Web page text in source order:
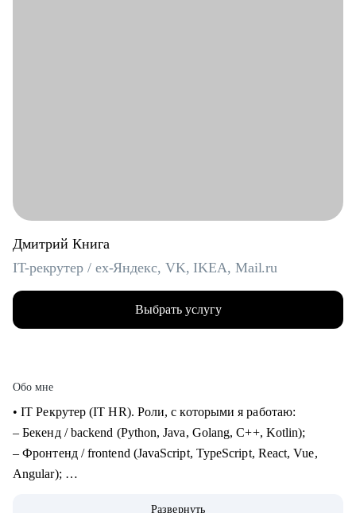
Дмитрий Книга
IT-рекрутер / ex-Яндекс, VK, IKEA, Mail.ru
Выбрать услугу
Обо мне
• IT Рекрутер (IT HR). Роли, с которыми я работаю:
– Бекенд / backend (Python, Java, Golang, C++, Kotlin);
– Фронтенд / frontend (JavaScript, TypeScript, React, Vue,
Angular);
Развернуть